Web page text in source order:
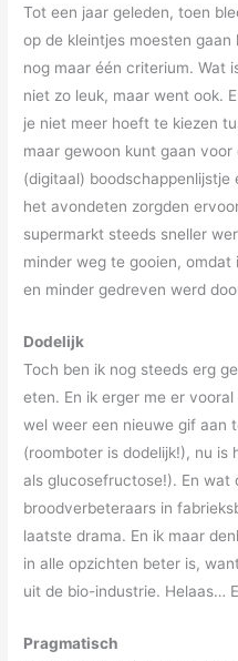
Tot een jaar geleden, toen
op de kleintjes moesten
nog maar één criterium. Wat
niet zo leuk, maar went ook.
je niet meer hoeft te kiezen
maar gewoon kunt gaan
(digitaal) boodschappenlijstje
het avondeten zorgden
supermarkt steeds sneller
minder weg te gooien,
en minder gedreven werd
Dodelijk
Toch ben ik nog steeds erg
eten. En ik erger me er
wel weer een nieuwe gif aan
(roomboter is dodelijk!), nu is
als glucosefructose!). En wat
broodverbeteraars in
laatste drama. En ik maar
in alle opzichten beter is,
uit de bio-industrie. Helaas…
Pragmatisch